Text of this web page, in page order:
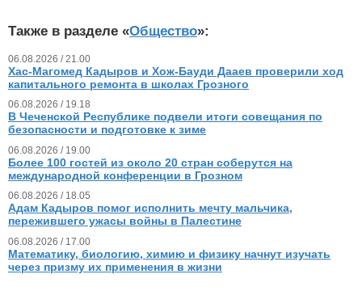
Также в разделе «Общество»:
06.08.2026 / 21.00
Хас-Магомед Кадыров и Хож-Бауди Дааев проверили ход
капитального ремонта в школах Грозного
06.08.2026 / 19.18
В Чеченской Республике подвели итоги совещания по
безопасности и подготовке к зиме
06.08.2026 / 19.00
Более 100 гостей из около 20 стран соберутся на
международной конференции в Грозном
06.08.2026 / 18.05
Адам Кадыров помог исполнить мечту мальчика,
пережившего ужасы войны в Палестине
06.08.2026 / 17.00
Математику, биологию, химию и физику начнут изучать
через призму их применения в жизни